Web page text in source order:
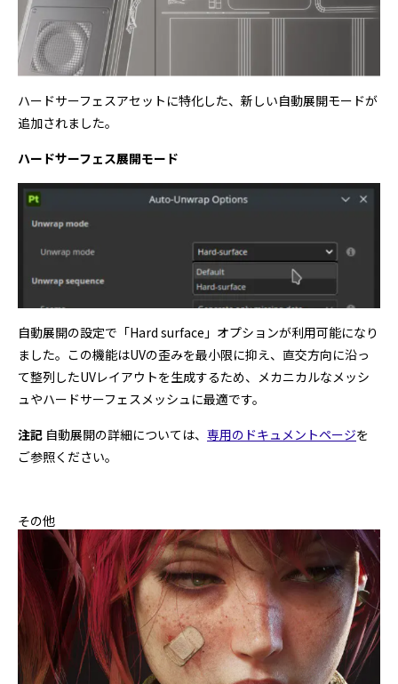
ハードサーフェスアセットに特化した、新しい自動展開モードが
追加されました。
ハードサーフェス展開モード
自動展開の設定で「Hard surface」オプションが利用可能になり
ました。この機能はUVの歪みを最小限に抑え、直交方向に沿っ
て整列したUVレイアウトを生成するため、メカニカルなメッシ
ュやハードサーフェスメッシュに最適です。
注記 自動展開の詳細については、 専用のドキュメントページを
ご参照ください。
その他